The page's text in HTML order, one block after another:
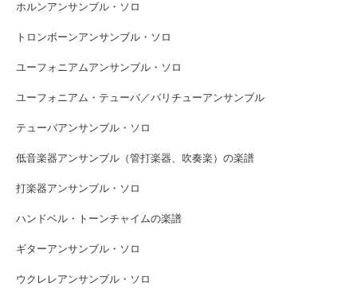
ホルンアンサンブル・ソロ
トロンボーンアンサンブル・ソロ
ユーフォニアムアンサンブル・ソロ
ユーフォニアム・テューバ／バリチューアンサンブル
テューバアンサンブル・ソロ
低音楽器アンサンブル（管打楽器、吹奏楽）の楽譜
打楽器アンサンブル・ソロ
ハンドベル・トーンチャイムの楽譜
ギターアンサンブル・ソロ
ウクレレアンサンブル・ソロ